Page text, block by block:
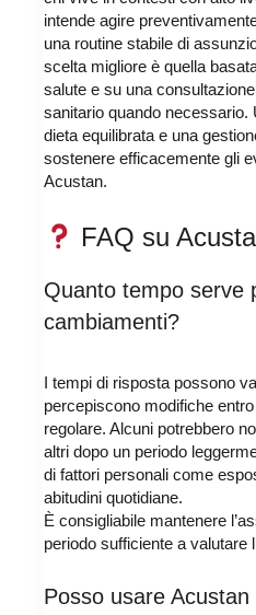
intende agire
una routine stabile di
scelta migliore è quella
salute e su una
sanitario quando necessario.
dieta equilibrata e una
sostenere efficacemente gli
Acustan.
FAQ su
Quanto tempo serve
cambiamenti?
I tempi di risposta possono
percepiscono modifiche
regolare. Alcuni potrebbero
altri dopo un periodo
di fattori personali come
abitudini quotidiane.
È consigliabile mantenere
periodo sufficiente a valutare
Posso usare